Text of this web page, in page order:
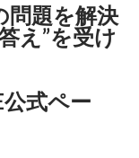
問題を解決
え”を受け
式ペー